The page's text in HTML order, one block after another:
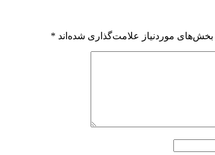
بخش‌های موردنیاز علامت‌گذاری شده‌اند *